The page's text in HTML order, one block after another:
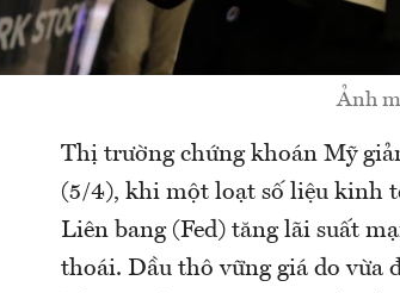
Ảnh
Thị trường chứng khoán Mỹ
(5/4), khi một loạt số liệu kinh
Liên bang (Fed) tăng lãi suất
thoái. Dầu thô vững giá do vừa